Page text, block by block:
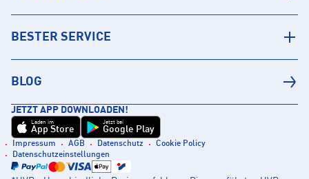
BESTER SERVICE
BLOG
JETZT APP DOWNLOADEN!
Laden im
App Store
Jetzt bei
Google Play
Impressum AGB Datenschutz
Cookie Policy
Datenschutzeinstellungen